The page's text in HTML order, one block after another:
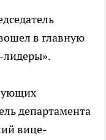
в главную
департамента
вице-